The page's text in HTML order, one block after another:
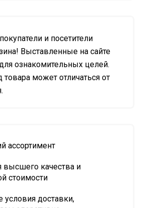
и посетители
Выставленные на сайте
ознакомительных целей.
может отличаться от
ассортимент
высшего качества и
стоимости
условия доставки,